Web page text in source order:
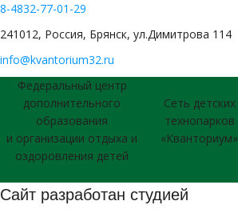
8-4832-77-01-29
241012, Россия, Брянск, ул.Димитрова 114
info@kvantorium32.ru
Федеральный центр
дополнительного
образования
и организации отдыха и
оздоровления детей
Сеть детских
технопарков
«Кванториум»
Сайт разработан студией